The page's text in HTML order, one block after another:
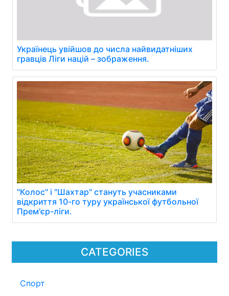
CATEGORIES
Спорт
Українець увійшов до числа найвидатніших
гравців Ліги націй – зображення.
"Колос" і "Шахтар" стануть учасниками
відкриття 10-го туру української футбольної
Прем'єр-ліги.